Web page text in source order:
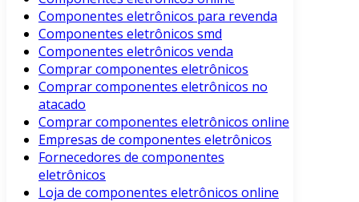
Componentes eletrônicos para revenda
Componentes eletrônicos smd
Componentes eletrônicos venda
Comprar componentes eletrônicos
Comprar componentes eletrônicos no
atacado
Comprar componentes eletrônicos online
Empresas de componentes eletrônicos
Fornecedores de componentes
eletrônicos
Loja de componentes eletrônicos online